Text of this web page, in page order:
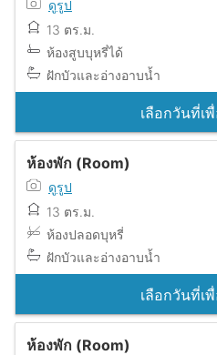
ดูรูป
13 ตร.ม.
ห้องสูบบุหรี่ได้
ฝักบัวและอ่างอาบน้ำ
เลือกวันที่เ
ห้องพัก (Room)
ดูรูป
13 ตร.ม.
ห้องปลอดบุหรี่
ฝักบัวและอ่างอาบน้ำ
เลือกวันที่เ
ห้องพัก (Room)